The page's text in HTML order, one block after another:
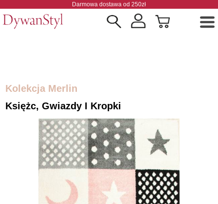
Darmowa dostawa od 250zł
Kolekcja Merlin
Księżc, Gwiazdy I Kropki